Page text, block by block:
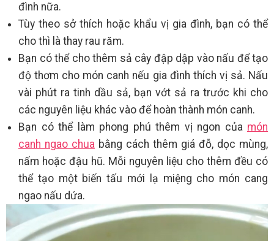
đình nữa.
Tùy theo sở thích hoặc khẩu vị gia đình, bạn có thể
cho thì là thay rau răm.
Bạn có thể cho thêm sả cây đập dập vào nấu để tạo
độ thơm cho món canh nếu gia đình thích vị sả. Nấu
vài phút ra tinh dầu sả, bạn vớt sả ra trước khi cho
các nguyên liệu khác vào để hoàn thành món canh.
Bạn có thể làm phong phú thêm vị ngon của món
canh ngao chua bằng cách thêm giá đỗ, dọc mùng,
nấm hoặc đậu hũ. Mỗi nguyên liệu cho thêm đều có
thể tạo một biến tấu mới lạ miệng cho món cang
ngao nấu dứa.